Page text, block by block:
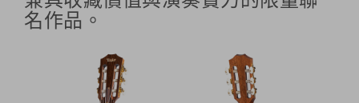
名作品。